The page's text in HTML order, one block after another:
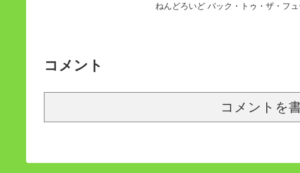
ねんどろいど バック・トゥ・ザ・フ
コメント
コメントを